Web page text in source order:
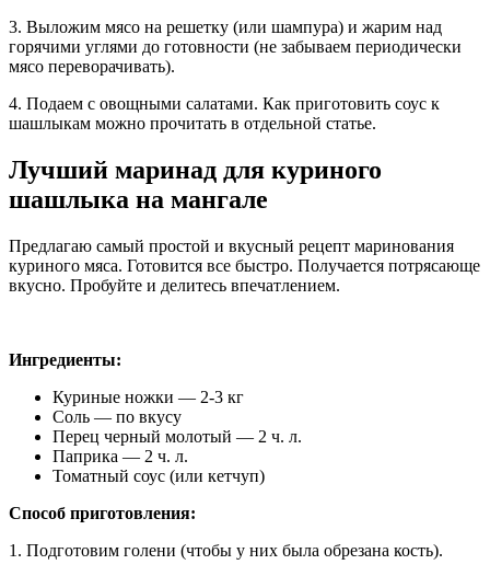
3. Выложим мясо на решетку (или шампура) и жарим над
горячими углями до готовности (не забываем периодически
мясо переворачивать).
4. Подаем с овощными салатами. Как приготовить соус к
шашлыкам можно прочитать в отдельной статье.
Лучший маринад для куриного
шашлыка на мангале
Предлагаю самый простой и вкусный рецепт маринования
куриного мяса. Готовится все быстро. Получается потрясающе
вкусно. Пробуйте и делитесь впечатлением.
Ингредиенты:
Куриные ножки — 2-3 кг
Соль — по вкусу
Перец черный молотый — 2 ч. л.
Паприка — 2 ч. л.
Томатный соус (или кетчуп)
Способ приготовления:
1. Подготовим голени (чтобы у них была обрезана кость).